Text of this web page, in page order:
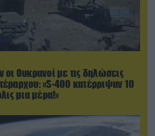
Ουκρανοί με τις δηλώσεις
«S-400 κατέρριψαν 10
μια μέρα!»